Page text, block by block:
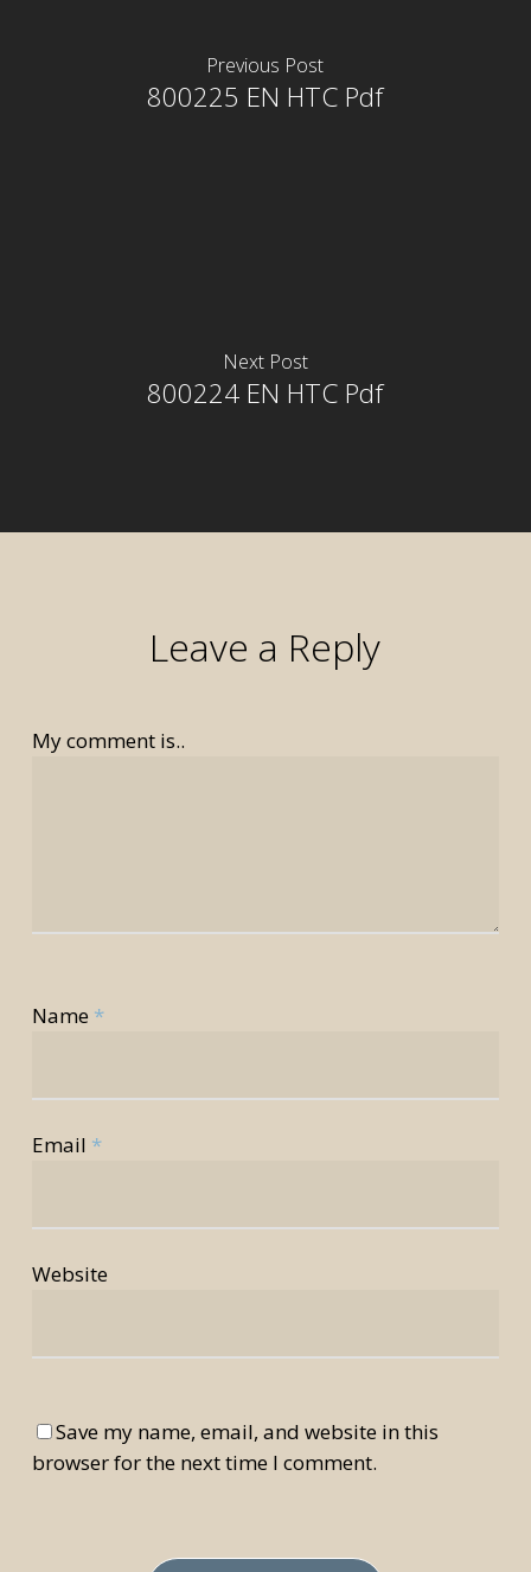
Previous Post
800225 EN HTC Pdf
Next Post
800224 EN HTC Pdf
Leave a Reply
My comment is..
Name *
Email *
Website
Save my name, email, and website in this
browser for the next time I comment.